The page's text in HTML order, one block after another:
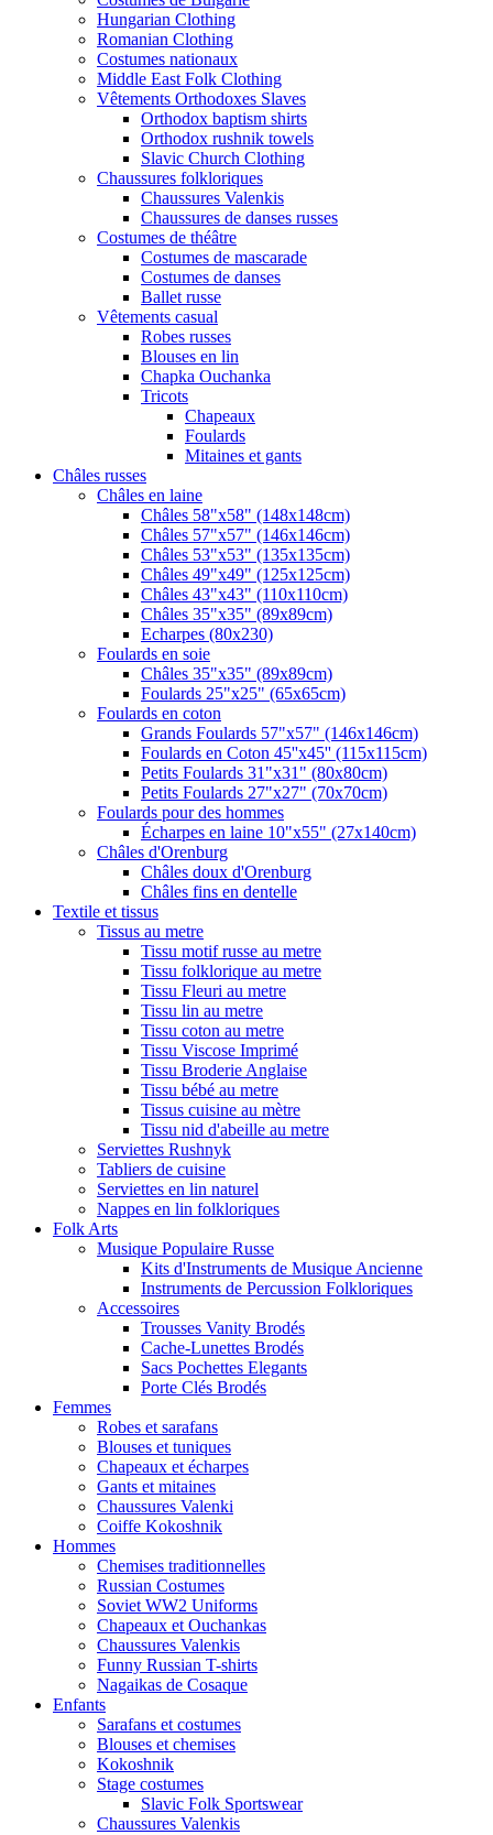
Hungarian Clothing
Romanian Clothing
Costumes nationaux
Middle East Folk Clothing
Vêtements Orthodoxes Slaves
Orthodox baptism shirts
Orthodox rushnik towels
Slavic Church Clothing
Chaussures folkloriques
Chaussures Valenkis
Chaussures de danses russes
Costumes de théâtre
Costumes de mascarade
Costumes de danses
Ballet russe
Vêtements casual
Robes russes
Blouses en lin
Chapka Ouchanka
Tricots
Chapeaux
Foulards
Mitaines et gants
Châles russes
Châles en laine
Châles 58"x58" (148x148cm)
Châles 57"x57" (146x146cm)
Châles 53"x53" (135x135cm)
Châles 49"x49" (125x125cm)
Châles 43"x43" (110x110cm)
Châles 35"x35" (89x89cm)
Echarpes (80х230)
Foulards en soie
Châles 35"x35" (89x89cm)
Foulards 25"x25" (65x65cm)
Foulards en coton
Grands Foulards 57"x57" (146x146cm)
Foulards en Coton 45''x45'' (115x115cm)
Petits Foulards 31"x31" (80x80cm)
Petits Foulards 27"x27" (70x70cm)
Foulards pour des hommes
Écharpes en laine 10"x55" (27x140cm)
Châles d'Orenburg
Châles doux d'Orenburg
Châles fins en dentelle
Textile et tissus
Tissus au metre
Tissu motif russe au metre
Tissu folklorique au metre
Tissu Fleuri au metre
Tissu lin au metre
Tissu coton au metre
Tissu Viscose Imprimé
Tissu Broderie Anglaise
Tissu bébé au metre
Tissus cuisine au mètre
Tissu nid d'abeille au metre
Serviettes Rushnyk
Tabliers de cuisine
Serviettes en lin naturel
Nappes en lin folkloriques
Folk Arts
Musique Populaire Russe
Kits d'Instruments de Musique Ancienne
Instruments de Percussion Folkloriques
Accessoires
Trousses Vanity Brodés
Cache-Lunettes Brodés
Sacs Pochettes Elegants
Porte Clés Brodés
Femmes
Robes et sarafans
Blouses et tuniques
Chapeaux et écharpes
Gants et mitaines
Chaussures Valenki
Coiffe Kokoshnik
Hommes
Chemises traditionnelles
Russian Costumes
Soviet WW2 Uniforms
Chapeaux et Ouchankas
Chaussures Valenkis
Funny Russian T-shirts
Nagaikas de Cosaque
Enfants
Sarafans et costumes
Blouses et chemises
Kokoshnik
Stage costumes
Slavic Folk Sportswear
Chaussures Valenkis